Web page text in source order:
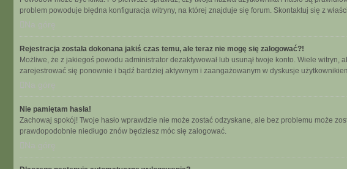
problem powoduje błędna konfiguracja witryny, na której znajduje się forum. Skontaktuj się z
Na górę
Rejestracja została dokonana jakiś czas temu, ale teraz nie mogę się zalogować?!
Możliwe, że z jakiegoś powodu administrator dezaktywował lub usunął twoje konto. Wiele
zarejestrować się ponownie i bądź bardziej aktywnym i zaangażowanym w dyskusje
Na górę
Nie pamiętam hasła!
Zachowaj spokój! Twoje hasło wprawdzie nie może zostać odzyskane, ale bez problemu może
prawdopodobnie niedługo znów będziesz móc się zalogować.
Na górę